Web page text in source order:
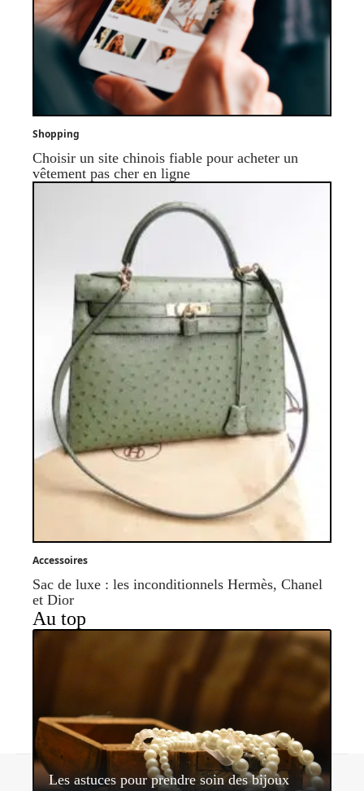
Shopping
Choisir un site chinois fiable pour acheter un
vêtement pas cher en ligne
Accessoires
Sac de luxe : les inconditionnels Hermès, Chanel
et Dior
Au top
Les astuces pour prendre soin des bijoux
Contact Mentions légales Sitemap